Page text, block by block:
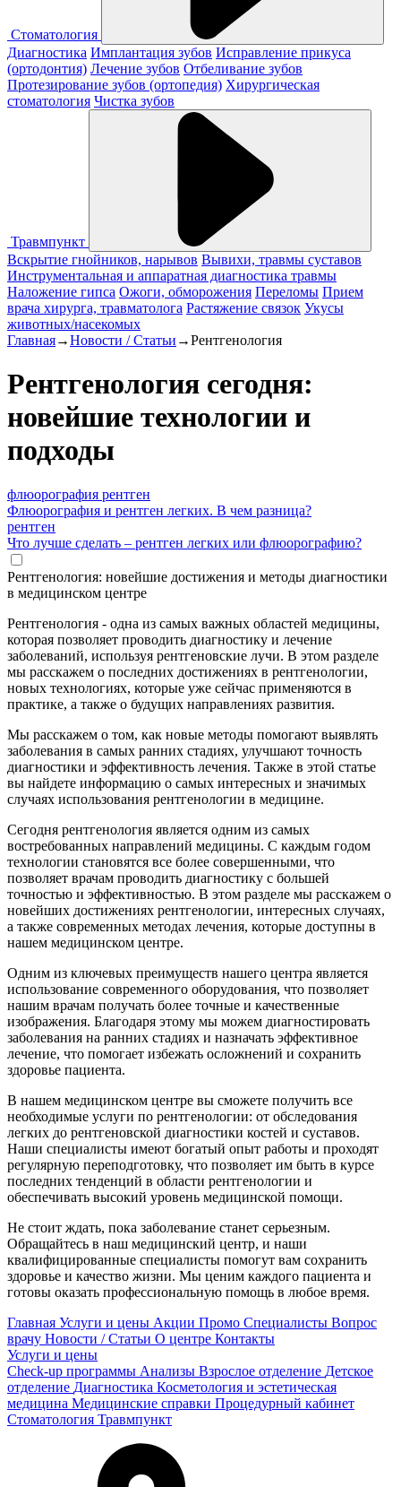
Стоматология
Диагностика Имплантация зубов Исправление прикуса
(ортодонтия) Лечение зубов Отбеливание зубов
Протезирование зубов (ортопедия) Хирургическая
стоматология Чистка зубов
Травмпункт
Вскрытие гнойников, нарывов Вывихи, травмы суставов
Инструментальная и аппаратная диагностика травмы
Наложение гипса Ожоги, обморожения Переломы Прием
врача хирурга, травматолога Растяжение связок Укусы
животных/насекомых
Главная→Новости / Статьи →Рентгенология
Рентгенология сегодня:
новейшие технологии и
подходы
флюорография рентген
Флюорография и рентген легких. В чем разница?
рентген
Что лучше сделать – рентген легких или флюорографию?
Рентгенология: новейшие достижения и методы диагностики
в медицинском центре
Рентгенология - одна из самых важных областей медицины,
которая позволяет проводить диагностику и лечение
заболеваний, используя рентгеновские лучи. В этом разделе
мы расскажем о последних достижениях в рентгенологии,
новых технологиях, которые уже сейчас применяются в
практике, а также о будущих направлениях развития.
Мы расскажем о том, как новые методы помогают выявлять
заболевания в самых ранних стадиях, улучшают точность
диагностики и эффективность лечения. Также в этой статье
вы найдете информацию о самых интересных и значимых
случаях использования рентгенологии в медицине.
Сегодня рентгенология является одним из самых
востребованных направлений медицины. С каждым годом
технологии становятся все более совершенными, что
позволяет врачам проводить диагностику с большей
точностью и эффективностью. В этом разделе мы расскажем о
новейших достижениях рентгенологии, интересных случаях,
а также современных методах лечения, которые доступны в
нашем медицинском центре.
Одним из ключевых преимуществ нашего центра является
использование современного оборудования, что позволяет
нашим врачам получать более точные и качественные
изображения. Благодаря этому мы можем диагностировать
заболевания на ранних стадиях и назначать эффективное
лечение, что помогает избежать осложнений и сохранить
здоровье пациента.
В нашем медицинском центре вы сможете получить все
необходимые услуги по рентгенологии: от обследования
легких до рентгеновской диагностики костей и суставов.
Наши специалисты имеют богатый опыт работы и проходят
регулярную переподготовку, что позволяет им быть в курсе
последних тенденций в области рентгенологии и
обеспечивать высокий уровень медицинской помощи.
Не стоит ждать, пока заболевание станет серьезным.
Обращайтесь в наш медицинский центр, и наши
квалифицированные специалисты помогут вам сохранить
здоровье и качество жизни. Мы ценим каждого пациента и
готовы оказать профессиональную помощь в любое время.
Главная Услуги и цены Акции Промо Специалисты Вопрос
врачу Новости / Статьи О центре Контакты
Услуги и цены
Check-up программы Анализы Взрослое отделение Детское
отделение Диагностика Косметология и эстетическая
медицина Медицинские справки Процедурный кабинет
Стоматология Травмпункт